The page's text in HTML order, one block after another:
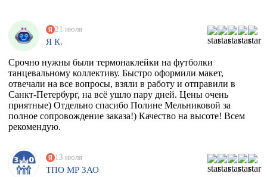
21 июля
Я К.
Срочно нужны были термонаклейки на футболки
танцевальному коллективу. Быстро оформили макет,
отвечали на все вопросы, взяли в работу и отправили в
Санкт-Петербург, на всё ушло пару дней. Цены очень
приятные) Отдельно спасибо Полине Мельниковой за
полное сопровождение заказа!) Качество на высоте! Всем
рекомендую.
13 июля
ТПО МР ЗАО